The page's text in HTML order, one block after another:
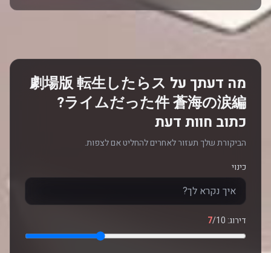
מה דעתך על 劇場版 転生したらス
ライムだった件 蒼海の涙編?
כתוב חוות דעת
הביקורת שלך תעזור לאחרים להחליט אם לצפות.
כינוי
דירוג: 7/10